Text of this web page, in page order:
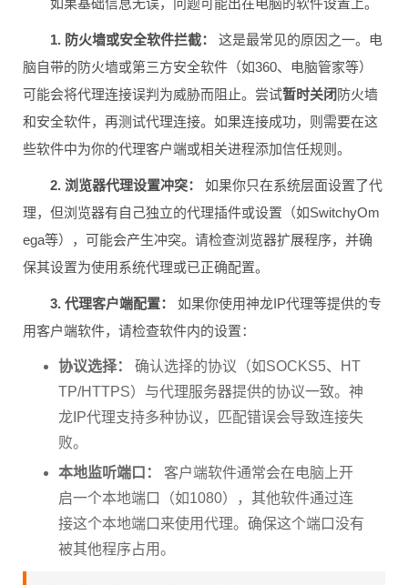
如果基础信息无误，问题可能出在电脑的软件设置上。
1. 防火墙或安全软件拦截：
这是最常见的原因之一。电
脑自带的防火墙或第三方安全软件（如360、电脑管家等）
可能会将代理连接误判为威胁而阻止。尝试暂时关闭 防火墙
和安全软件，再测试代理连接。如果连接成功，则需要在这
些软件中为你的代理客户端或相关进程添加信任规则。
2. 浏览器代理设置冲突：
如果你只在系统层面设置了代
理，但浏览器有自己独立的代理插件或设置（如SwitchyOm
ega等），可能会产生冲突。请检查浏览器扩展程序，并确
保其设置为使用系统代理或已正确配置。
3. 代理客户端配置：
如果你使用神龙IP代理等提供的专
用客户端软件，请检查软件内的设置：
协议选择：
确认选择的协议（如SOCKS5、HT
TP/HTTPS）与代理服务器提供的协议一致。神
龙IP代理支持多种协议，匹配错误会导致连接失
败。
本地监听端口：
客户端软件通常会在电脑上开
启一个本地端口（如1080），其他软件通过连
接这个本地端口来使用代理。确保这个端口没有
被其他程序占用。